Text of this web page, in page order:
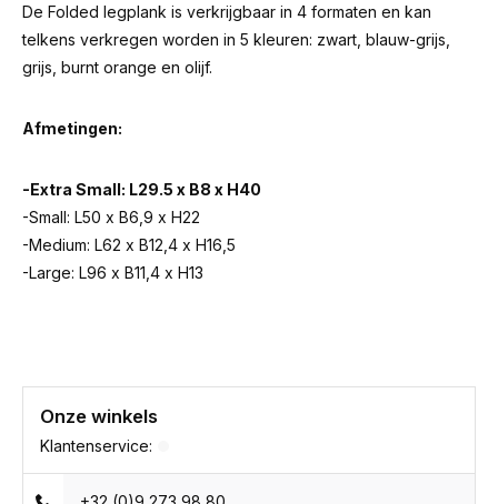
De Folded legplank is verkrijgbaar in 4 formaten en kan
telkens verkregen worden in 5 kleuren: zwart, blauw-grijs,
grijs, burnt orange en olijf.
Afmetingen:
-Extra Small: L29.5 x B8 x H40
-Small: L50 x B6,9 x H22
-Medium: L62 x B12,4 x H16,5
-Large: L96 x B11,4 x H13
Onze winkels
Klantenservice: